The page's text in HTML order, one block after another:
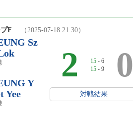
プF （2025-07-18 21:30）
Sz
Y
Yee
2 15 - 6
15 - 9 0
対戦結果